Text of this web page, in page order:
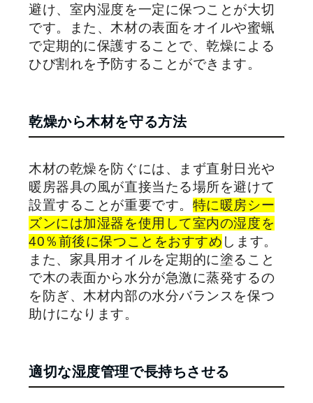
避け、室内湿度を一定に保つことが大切
です。また、木材の表面をオイルや蜜蝋
で定期的に保護することで、乾燥による
ひび割れを予防することができます。
乾燥から木材を守る方法
木材の乾燥を防ぐには、まず直射日光や
暖房器具の風が直接当たる場所を避けて
設置することが重要です。 特に暖房シー
ズンには加湿器を使用して室内の湿度を
40％前後に保つことをおすすめ します。
また、家具用オイルを定期的に塗ること
で木の表面から水分が急激に蒸発するの
を防ぎ、木材内部の水分バランスを保つ
助けになります。
適切な湿度管理で長持ちさせる